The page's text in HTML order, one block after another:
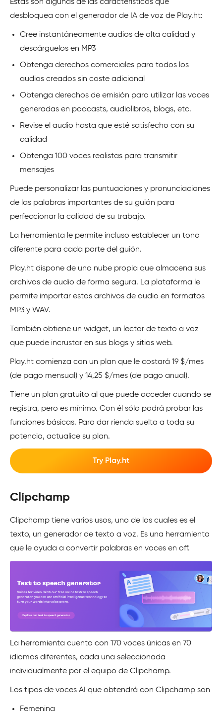
Estas son algunas de las características que
desbloquea con el generador de IA de voz de Play.ht:
Cree instantáneamente audios de alta calidad y
descárguelos en MP3
Obtenga derechos comerciales para todos los
audios creados sin coste adicional
Obtenga derechos de emisión para utilizar las voces
generadas en podcasts, audiolibros, blogs, etc.
Revise el audio hasta que esté satisfecho con su
calidad
Obtenga 100 voces realistas para transmitir
mensajes
Puede personalizar las puntuaciones y pronunciaciones
de las palabras importantes de su guión para
perfeccionar la calidad de su trabajo.
La herramienta le permite incluso establecer un tono
diferente para cada parte del guión.
Play.ht dispone de una nube propia que almacena sus
archivos de audio de forma segura. La plataforma le
permite importar estos archivos de audio en formatos
MP3 y WAV.
También obtiene un widget, un lector de texto a voz
que puede incrustar en sus blogs y sitios web.
Play.ht comienza con un plan que le costará 19 $/mes
(de pago mensual) y 14,25 $/mes (de pago anual).
Tiene un plan gratuito al que puede acceder cuando se
registra, pero es mínimo. Con él sólo podrá probar las
funciones básicas. Para dar rienda suelta a toda su
potencia, actualice su plan.
Try Play.ht
Clipchamp
Clipchamp tiene varios usos, uno de los cuales es el
texto, un generador de texto a voz. Es una herramienta
que le ayuda a convertir palabras en voces en off.
La herramienta cuenta con 170 voces únicas en 70
idiomas diferentes, cada una seleccionada
individualmente por el equipo de Clipchamp.
Los tipos de voces AI que obtendrá con Clipchamp son
Femenina